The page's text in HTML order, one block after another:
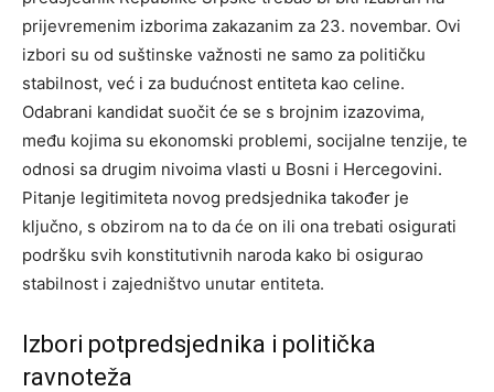
prijevremenim izborima zakazanim za 23. novembar. Ovi
izbori su od suštinske važnosti ne samo za političku
stabilnost, već i za budućnost entiteta kao celine.
Odabrani kandidat suočit će se s brojnim izazovima,
među kojima su ekonomski problemi, socijalne tenzije, te
odnosi sa drugim nivoima vlasti u Bosni i Hercegovini.
Pitanje legitimiteta novog predsjednika također je
ključno, s obzirom na to da će on ili ona trebati osigurati
podršku svih konstitutivnih naroda kako bi osigurao
stabilnost i zajedništvo unutar entiteta.
Izbori potpredsjednika i politička
ravnoteža